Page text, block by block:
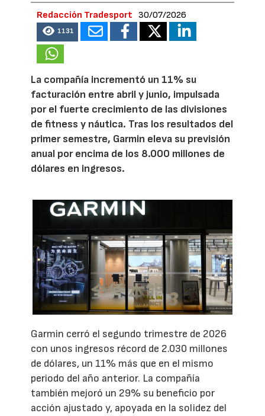
Redacción Tradesport 30/07/2026
1131
La compañía incrementó un 11% su
facturación entre abril y junio, impulsada
por el fuerte crecimiento de las divisiones
de fitness y náutica. Tras los resultados del
primer semestre, Garmin eleva su previsión
anual por encima de los 8.000 millones de
dólares en ingresos.
Garmin cerró el segundo trimestre de 2026
con unos ingresos récord de 2.030 millones
de dólares, un 11% más que en el mismo
periodo del año anterior. La compañía
también mejoró un 29% su beneficio por
acción ajustado y, apoyada en la solidez del